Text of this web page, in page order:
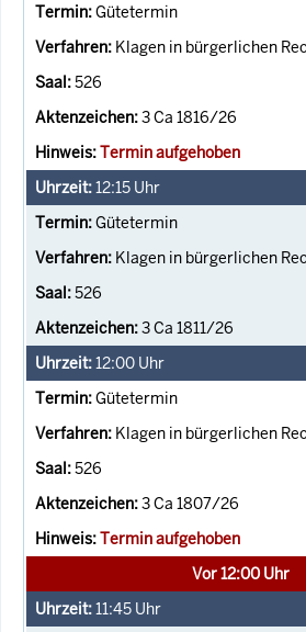
Gütetermin
Klagen in bürgerlichen
526
3 Ca 1816/26
Termin aufgehoben
12:15 Uhr
Gütetermin
Klagen in bürgerlichen
526
3 Ca 1811/26
12:00 Uhr
Gütetermin
Klagen in bürgerlichen
526
3 Ca 1807/26
Termin aufgehoben
Vor 12:00 Uhr
11:45 Uhr